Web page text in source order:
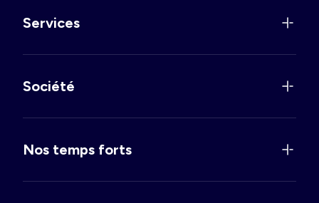
Services
Société
Nos temps forts